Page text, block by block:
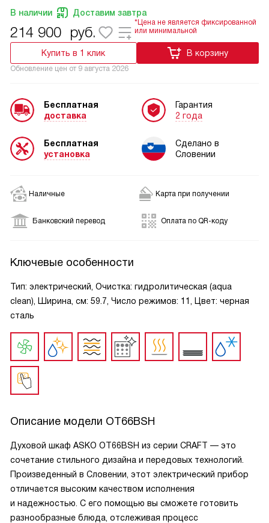
В наличии Доставим завтра
214 900 руб.
*Цена не является фиксированной
или минимальной
Купить в 1 клик В корзину
Обновление цен от 9 августа 2026
Бесплатная
доставка
Бесплатная
установка
Гарантия
2 года
Сделано в
Словении
Наличные Карта при получении
Банковский перевод Оплата по QR-коду
Ключевые особенности
Тип: электрический, Очистка: гидролитическая (aqua
clean), Ширина, см: 59.7, Число режимов: 11, Цвет: черная
сталь
Описание модели OT66BSH
Духовой шкаф ASKO OT66BSH из серии CRAFT — это
сочетание стильного дизайна и передовых технологий.
Произведенный в Словении, этот электрический прибор
отличается высоким качеством исполнения
и надежностью. С его помощью вы сможете готовить
разнообразные блюда, отслеживая процесс